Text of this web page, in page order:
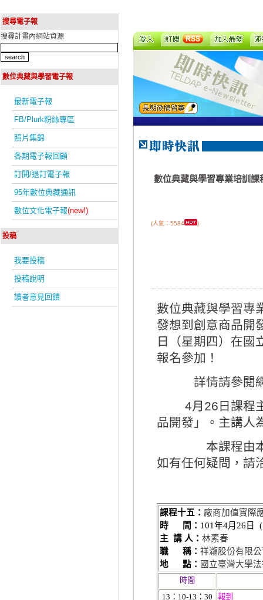
搜尋電子報
搜尋計畫內網站資源
數位典藏與學習電子報
最新電子報
FB/Plurk粉絲專區
照片集錦
各期電子報回顧
訂閱/退訂電子報
95年數位典藏通訊
數位文化電子報(new!)
投稿
我要投稿
投稿說明
讀者意見回饋
數位典藏與學習專業培訓
(人氣：5584 )
數位典藏與學習專
發想到創意商品開
日（星期四）在國
報名參加！
詳情請參閱
4月26日課程主
品開發」。主講人
本課程由本國
如有任何疑問，請
課程十五： 廠商加值實際
時
間： 101年4月 26 日 (
主 講 人： 林素春
職
稱： 祥瀧股份有限
地
點： 國立臺灣大學
時間
13 ： 10-13 ： 30
報到